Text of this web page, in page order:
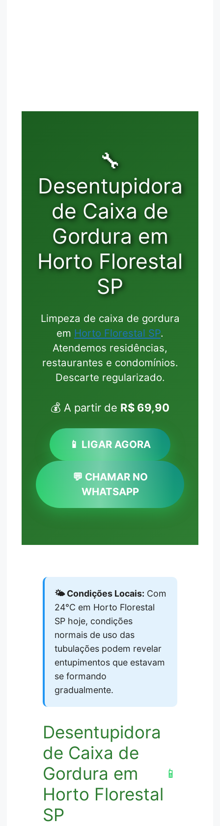
🔧
Desentupidora
de Caixa de
Gordura em
Horto Florestal
SP
Limpeza de caixa de gordura
em Horto Florestal SP.
Atendemos residências,
restaurantes e condomínios.
Descarte regularizado.
💰 A partir de R$ 69,90
📱 LIGAR AGORA
💬 CHAMAR NO
WHATSAPP
🌤️ Condições Locais: Com
24°C em Horto Florestal
SP hoje, condições
normais de uso das
tubulações podem revelar
entupimentos que estavam
se formando
gradualmente.
Desentupidora
de Caixa de
Gordura em
Horto Florestal
SP
📱